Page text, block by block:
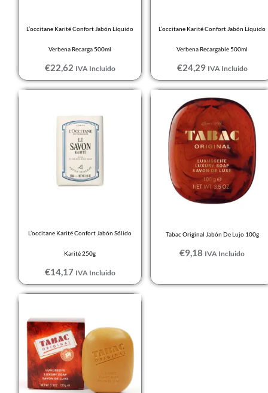
L’occitane Karité Confort Jabón Líquido
Verbena Recarga 500ml
€22,62 IVA Incluido
L’occitane Karité Confort Jabón Líquido
Verbena Recargable 500ml
€24,29 IVA Incluido
L’occitane Karité Confort Jabón Sólido
Karité 250g
€14,17 IVA Incluido
Tabac Original Jabón De Lujo 100g
€9,18 IVA Incluido